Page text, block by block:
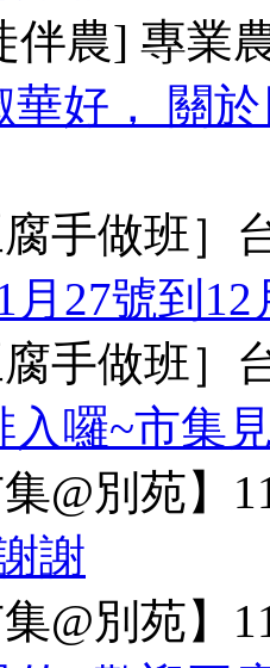
伴農] 專業
華好， 關
腐手做班］
月27號到
腐手做班］
入囉~市集
集@別苑】
謝
集@別苑】